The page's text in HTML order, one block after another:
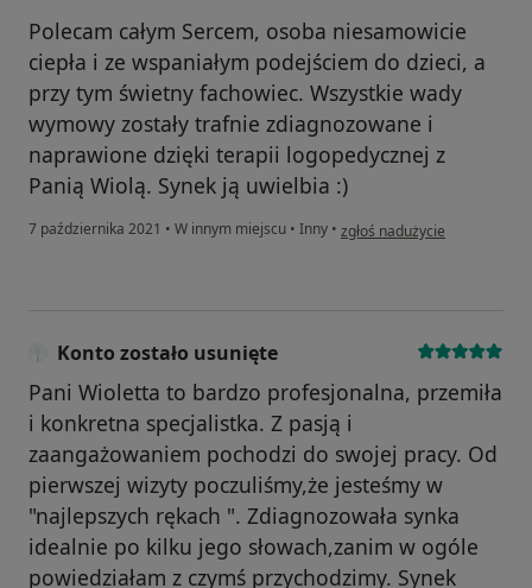
Polecam całym Sercem, osoba niesamowicie
ciepła i ze wspaniałym podejściem do dzieci, a
przy tym świetny fachowiec. Wszystkie wady
wymowy zostały trafnie zdiagnozowane i
naprawione dzięki terapii logopedycznej z
Panią Wiolą. Synek ją uwielbia :)
7 października 2021 • W innym miejscu • Inny • w opinii użytkownika Aneta
zgłoś nadużycie
Konto zostało usunięte
Pani Wioletta to bardzo profesjonalna, przemiła
i konkretna specjalistka. Z pasją i
zaangażowaniem pochodzi do swojej pracy. Od
pierwszej wizyty poczuliśmy,że jesteśmy w
"najlepszych rękach ". Zdiagnozowała synka
idealnie po kilku jego słowach,zanim w ogóle
powiedziałam z czymś przychodzimy. Synek